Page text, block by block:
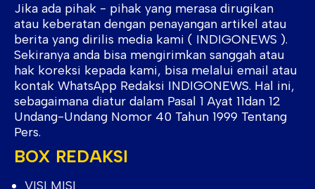
Jika ada pihak - pihak yang merasa dirugikan
atau keberatan dengan penayangan artikel atau
berita yang dirilis media kami ( INDIGONEWS ).
Sekiranya anda bisa mengirimkan sanggah atau
hak koreksi kepada kami, bisa melalui email atau
kontak WhatsApp Redaksi INDIGONEWS. Hal ini,
sebagaimana diatur dalam Pasal 1 Ayat 11dan 12
Undang-Undang Nomor 40 Tahun 1999 Tentang
Pers.
BOX REDAKSI
VISI MISI